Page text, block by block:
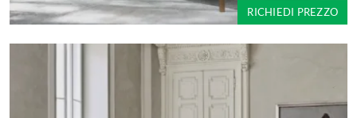
RICHIEDI PREZZO